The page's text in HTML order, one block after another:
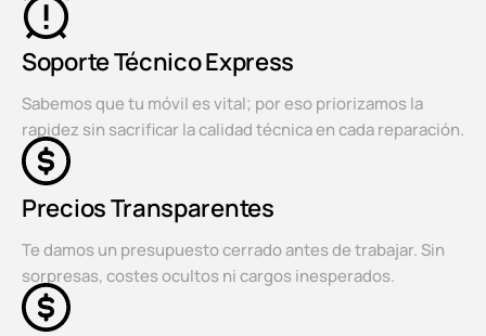
Soporte Técnico Express
Sabemos que tu móvil es vital; por eso priorizamos la
rapidez sin sacrificar la calidad técnica en cada reparación.
Precios Transparentes
Te damos un presupuesto cerrado antes de trabajar. Sin
sorpresas, costes ocultos ni cargos inesperados.